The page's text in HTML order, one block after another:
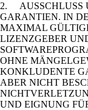
2. AUSSCHLUSS
GARANTIEN. IN
MAXIMAL
LIZENZGEBER
OHNE
KONKLUDENTE
ABER NICHT
UND EIGNUNG